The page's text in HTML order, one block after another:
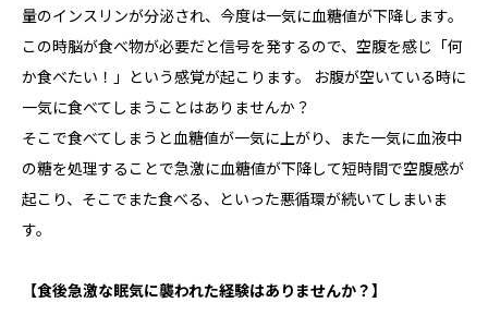
量のインスリンが分泌され、今度は一気に血糖値が下降します。
この時脳が食べ物が必要だと信号を発するので、空腹を感じ「何
か食べたい！」という感覚が起こります。 お腹が空いている時に
一気に食べてしまうことはありませんか？
そこで食べてしまうと血糖値が一気に上がり、また一気に血液中
の糖を処理することで急激に血糖値が下降して短時間で空腹感が
起こり、そこでまた食べる、といった悪循環が続いてしまいま
す。
【食後急激な眠気に襲われた経験はありませんか？】